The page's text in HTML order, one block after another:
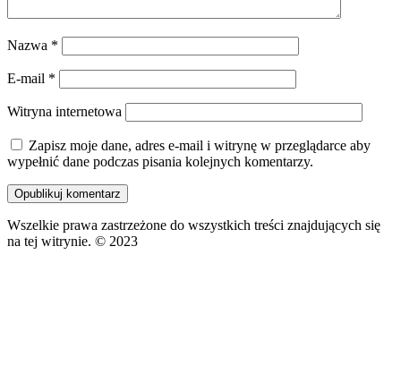
Nazwa *
E-mail *
Witryna internetowa
Zapisz moje dane, adres e-mail i witrynę w przeglądarce aby
wypełnić dane podczas pisania kolejnych komentarzy.
Wszelkie prawa zastrzeżone do wszystkich treści znajdujących się
na tej witrynie. © 2023